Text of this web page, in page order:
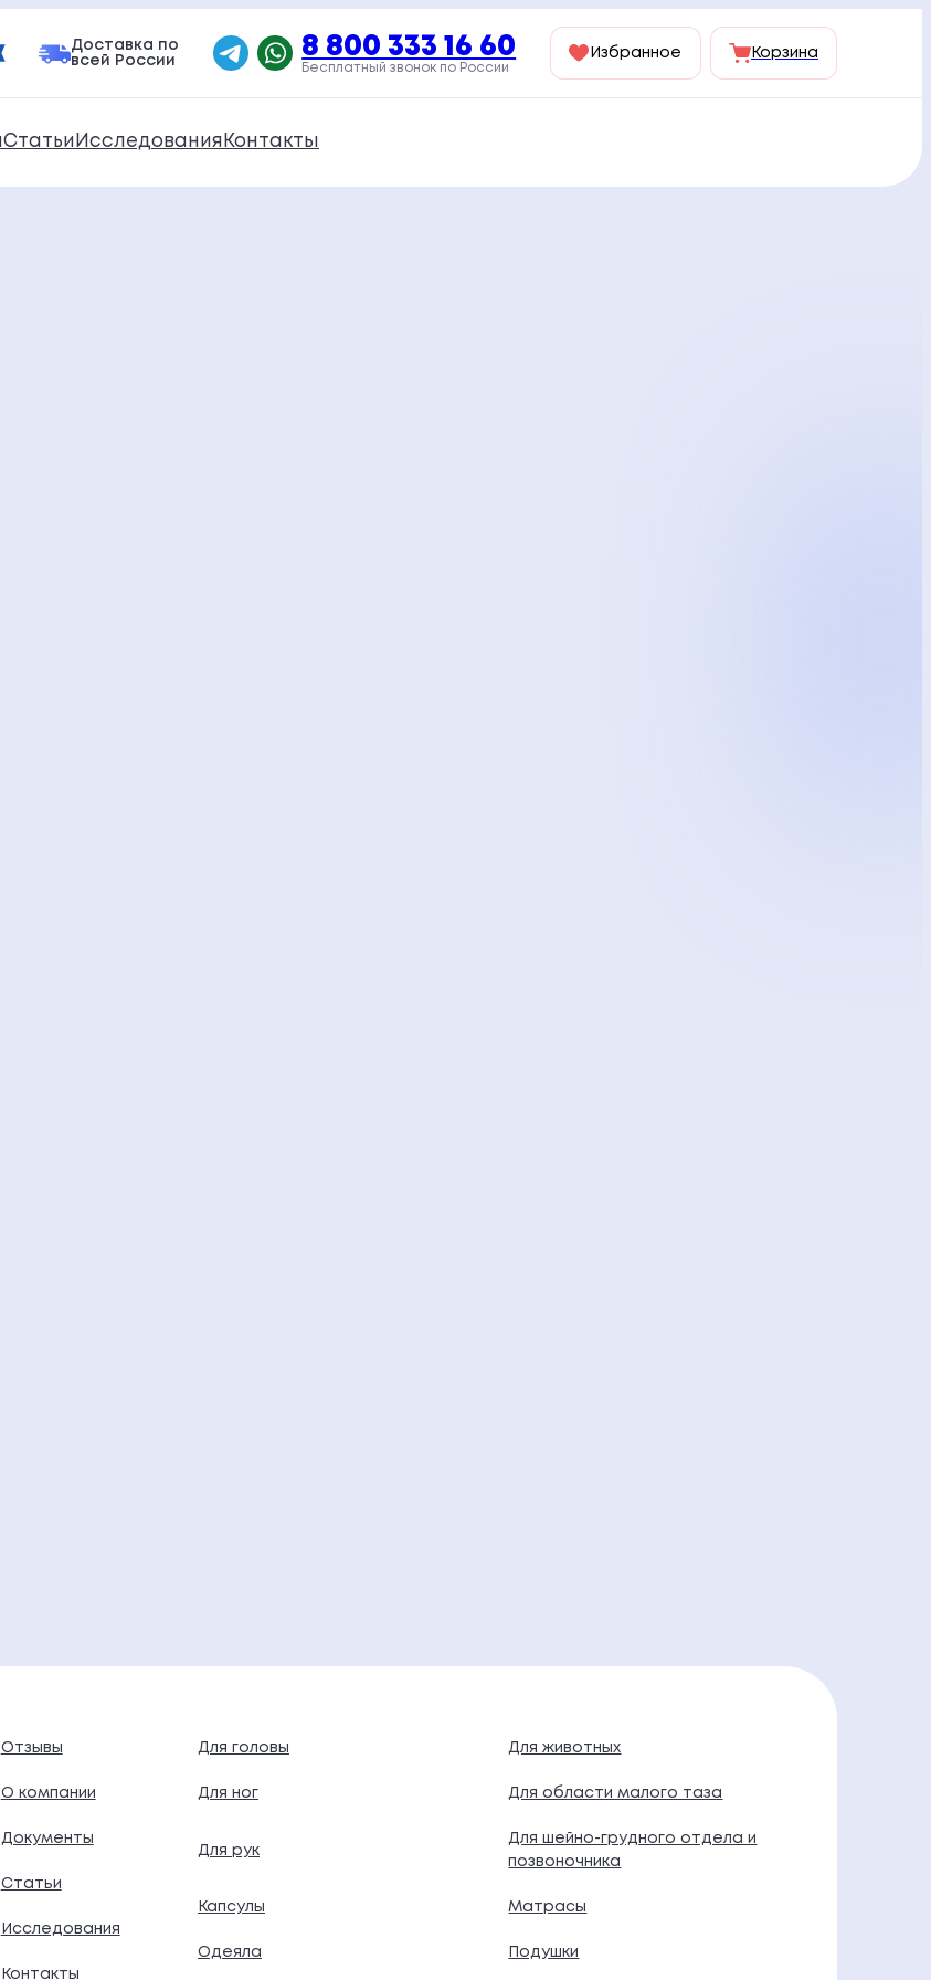
Доставка по
всей России
8 800 333 16 60
Бесплатный звонок по России
Избранное Корзина
Статьи Исследования Контакты
Отзывы
О компании
Документы
Статьи
Исследования
Контакты
Для головы Для животных
Для ног Для области малого таза
Для рук
Для шейно-грудного отдела и
позвоночника
Капсулы Матрасы
Одеяла Подушки